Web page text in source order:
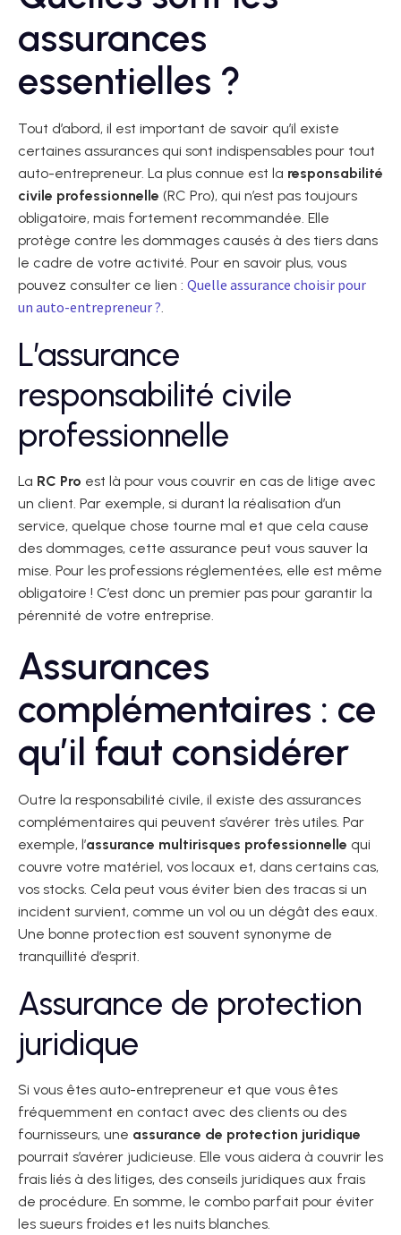
assurances
essentielles ?
Tout d’abord, il est important de savoir qu’il existe
certaines assurances qui sont indispensables pour tout
auto-entrepreneur. La plus connue est la responsabilité
civile professionnelle (RC Pro), qui n’est pas toujours
obligatoire, mais fortement recommandée. Elle
protège contre les dommages causés à des tiers dans
le cadre de votre activité. Pour en savoir plus, vous
pouvez consulter ce lien : Quelle assurance choisir pour
un auto-entrepreneur ?.
L’assurance
responsabilité civile
professionnelle
La RC Pro est là pour vous couvrir en cas de litige avec
un client. Par exemple, si durant la réalisation d’un
service, quelque chose tourne mal et que cela cause
des dommages, cette assurance peut vous sauver la
mise. Pour les professions réglementées, elle est même
obligatoire ! C’est donc un premier pas pour garantir la
pérennité de votre entreprise.
Assurances
complémentaires : ce
qu’il faut considérer
Outre la responsabilité civile, il existe des assurances
complémentaires qui peuvent s’avérer très utiles. Par
exemple, l’assurance multirisques professionnelle qui
couvre votre matériel, vos locaux et, dans certains cas,
vos stocks. Cela peut vous éviter bien des tracas si un
incident survient, comme un vol ou un dégât des eaux.
Une bonne protection est souvent synonyme de
tranquillité d’esprit.
Assurance de protection
juridique
Si vous êtes auto-entrepreneur et que vous êtes
fréquemment en contact avec des clients ou des
fournisseurs, une assurance de protection juridique
pourrait s’avérer judicieuse. Elle vous aidera à couvrir les
frais liés à des litiges, des conseils juridiques aux frais
de procédure. En somme, le combo parfait pour éviter
les sueurs froides et les nuits blanches.